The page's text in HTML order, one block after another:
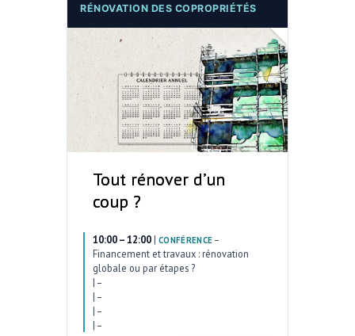
RÉNOVATION DES COPROPRIÉTÉS
Tout rénover d’un
coup ?
10:00 – 12:00 | CONFÉRENCE –
Financement et travaux : rénovation
globale ou par étapes ?
| –
| –
| –
| –